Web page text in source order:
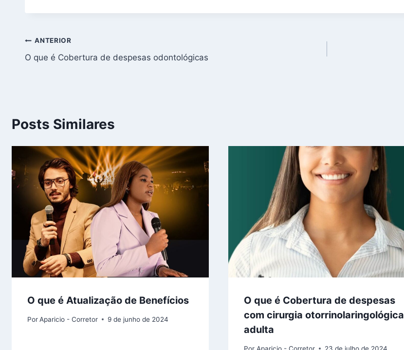
Navegação
de
ANTERIOR
O que é Cobertura de despesas odontológicas
Posts Similares
O que é Atualização de Benefícios
PorAparicio - Corretor 9 de junho de 2024
O que é Cobertura de despesas
com cirurgia otorrinolaringológica
adulta
Por Aparicio - Corretor 23 de julho de 2024